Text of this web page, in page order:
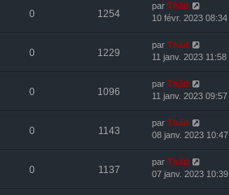
0 1254
par Thãd
10 févr. 2023 08:34
0 1229
par Thãd
11 janv. 2023 11:58
0 1096
par Thãd
11 janv. 2023 09:57
0 1143
par Thãd
08 janv. 2023 10:47
0 1137
par Thãd
07 janv. 2023 10:39